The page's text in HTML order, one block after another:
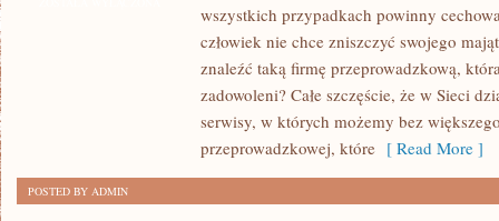
wszystkich przypadkach powinny
człowiek nie chce zniszczyć swojego
znaleźć taką firmę przeprowadzkową,
zadowoleni? Całe szczęście, że w Sieci
serwisy, w których możemy bez
przeprowadzkowej, które [ Read More ]
POSTED BY ADMIN